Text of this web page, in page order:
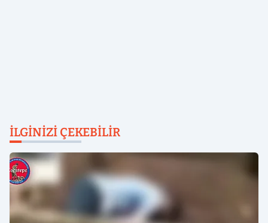
İLGINIZI ÇEKEBILIR